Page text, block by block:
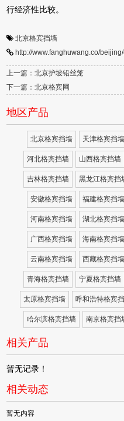
行经济性比较。
北京格宾挡墙
http://www.fanghuwang.co/
上一篇：北京护坡铅丝笼
下一篇：北京格宾网
地区产品
北京格宾挡墙 天津格宾挡墙
河北格宾挡墙 山西格宾挡墙
吉林格宾挡墙 黑龙江格宾挡
安徽格宾挡墙 福建格宾挡墙
河南格宾挡墙 湖北格宾挡墙
广西格宾挡墙 海南格宾挡墙
云南格宾挡墙 西藏格宾挡墙
青海格宾挡墙 宁夏格宾挡墙
太原格宾挡墙 呼和浩特格宾
哈尔滨格宾挡墙 南京格宾挡
相关产品
暂无记录！
相关动态
暂无内容